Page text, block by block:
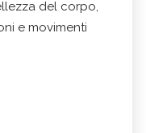
del corpo,
e movimenti